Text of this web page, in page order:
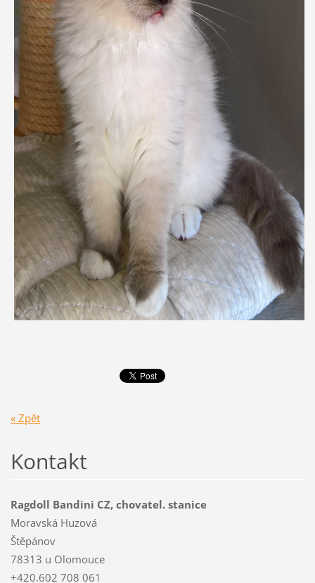
« Zpět
Kontakt
Ragdoll Bandini CZ, chovatel. stanice
Moravská Huzová
Štěpánov
78313 u Olomouce
+420.602 708 061